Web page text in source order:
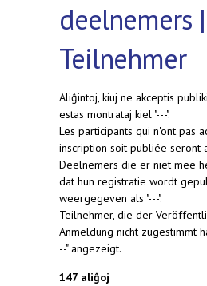
deelnemers |
Teilnehmer
Aliĝintoj, kiuj ne akceptis
estas montrataj kiel "---".
Les participants qui n'ont pas
inscription soit publiée seront
Deelnemers die er niet mee
dat hun registratie wordt
weergegeven als "---".
Teilnehmer, die der
Anmeldung nicht zugestimmt
--" angezeigt.
147 aliĝoj